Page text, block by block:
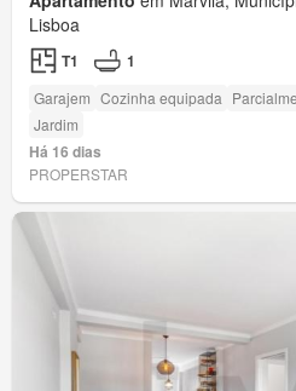
Lisboa
T1 1
Garajem Cozinha equipada
Jardim
Há 16 dias
PROPERSTAR